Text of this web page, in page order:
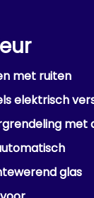
met ruiten
elektrisch
met
glas